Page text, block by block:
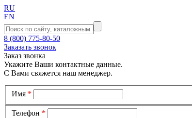
RU
EN
8 (800) 775-80-50
Заказать звонок
Заказ звонка
Укажите Ваши контактные данные.
С Вами свяжется наш менеджер.
Имя *
Телефон *